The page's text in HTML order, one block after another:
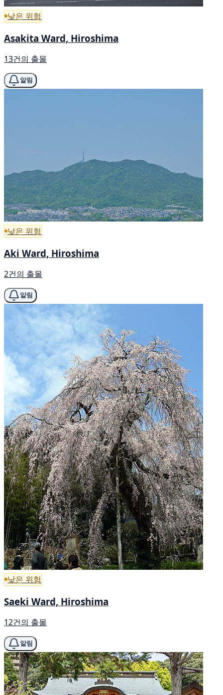
낮은 위험
Asakita Ward, Hiroshima
13건의 출몰
알림
낮은 위험
Aki Ward, Hiroshima
2건의 출몰
알림
낮은 위험
Saeki Ward, Hiroshima
12건의 출몰
알림